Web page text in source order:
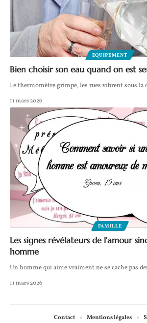
EQUIPEMENT
Bien choisir son eau quand on est
Le thermomètre grimpe, les rues vibrent sous la
11 mars 2026
FAMILLE
Les signes révélateurs de l’amour
homme
Un homme qui aime vraiment ne se cache pas
11 mars 2026
Contact Mentions légales